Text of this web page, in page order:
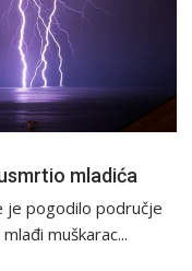
mladića
je pogodilo područje
muškarac...